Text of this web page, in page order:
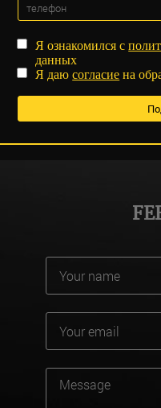
Я ознакомился с
данных
Я даюсогласие на